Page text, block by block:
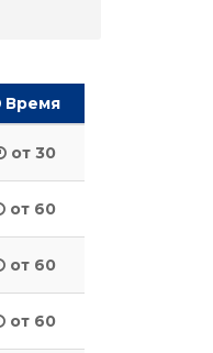
Время
от 30
от 60
от 60
от 60